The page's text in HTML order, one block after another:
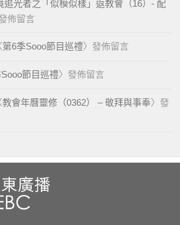
追光者之「似模似樣」返教會（16）- 配
佈留言
第6季Sooo節目巡禮〉發佈留言
節目巡禮〉發佈留言
教會年曆靈修（0362） – 敬拜與事奉〉發